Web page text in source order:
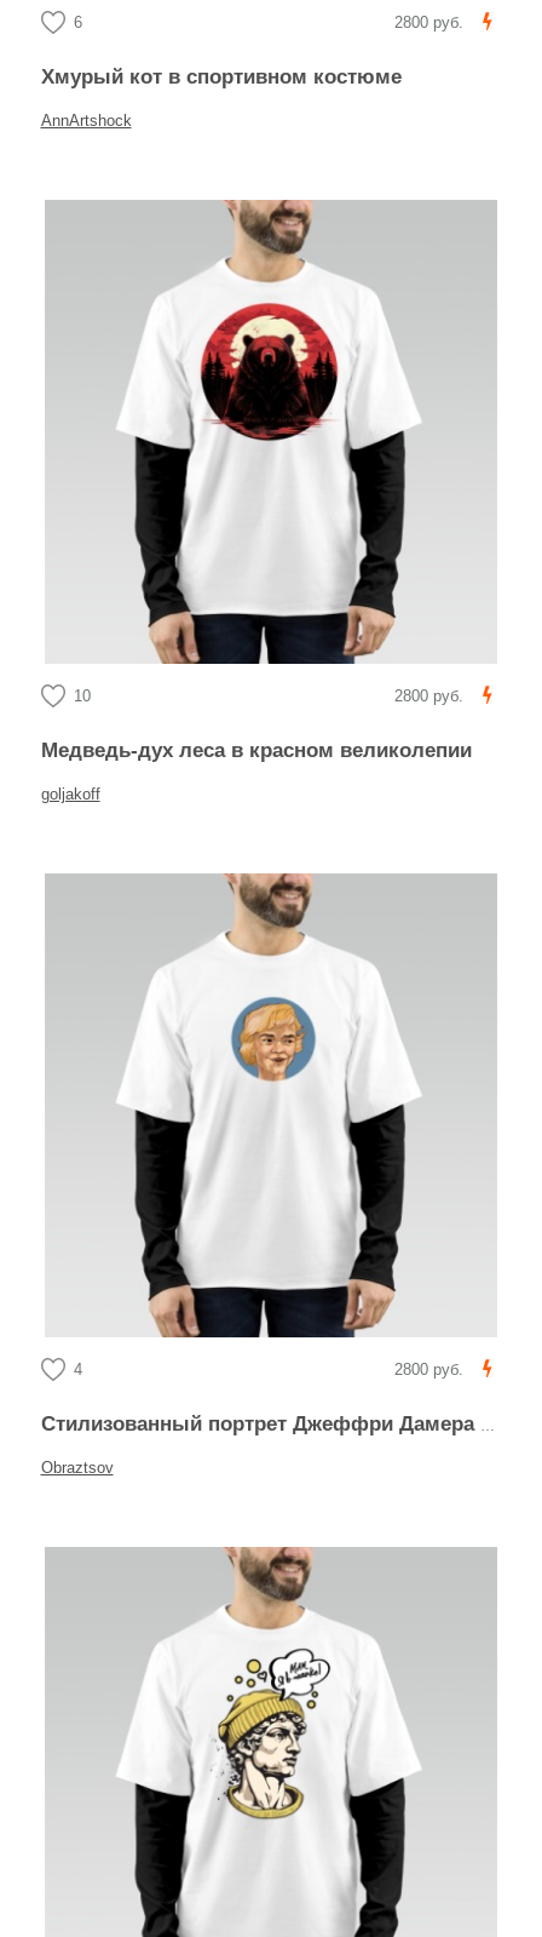
6 2800 руб.
Хмурый кот в спортивном костюме
AnnArtshock
10 2800 руб.
Медведь-дух леса в красном великолепии
goljakoff
4 2800 руб.
Стилизованный портрет Джеффри Дамера в круге
Obraztsov